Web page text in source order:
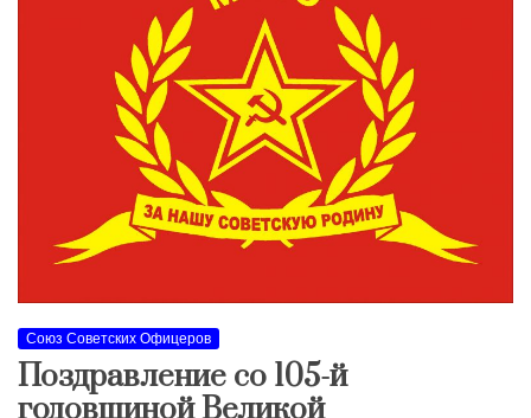
Союз Советских Офицеров
Поздравление со 105-й